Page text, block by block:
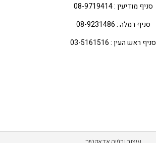
סניף מודיעין : 08-9719414
סניף רמלה : 08-9231486
סניף ראש העין : 03-5161516